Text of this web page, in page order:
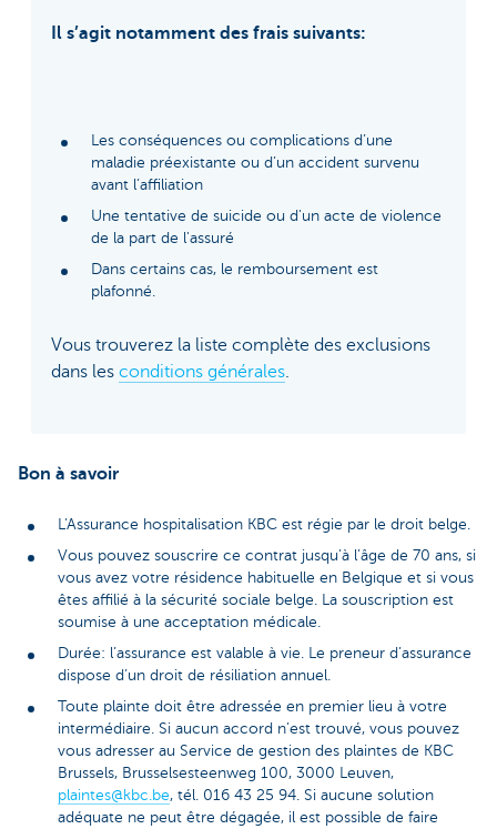
Il s’agit notamment des frais suivants:
Les conséquences ou complications d’une
maladie préexistante ou d’un accident survenu
avant l’affiliation
Une tentative de suicide ou d'un acte de violence
de la part de l'assuré
Dans certains cas, le remboursement est
plafonné.
Vous trouverez la liste complète des exclusions
dans les conditions générales.
Bon à savoir
L'Assurance hospitalisation KBC est régie par le droit belge.
Vous pouvez souscrire ce contrat jusqu’à l’âge de 70 ans, si
vous avez votre résidence habituelle en Belgique et si vous
êtes affilié à la sécurité sociale belge. La souscription est
soumise à une acceptation médicale.
Durée: l’assurance est valable à vie. Le preneur d’assurance
dispose d’un droit de résiliation annuel.
Toute plainte doit être adressée en premier lieu à votre
intermédiaire. Si aucun accord n’est trouvé, vous pouvez
vous adresser au Service de gestion des plaintes de KBC
Brussels, Brusselsesteenweg 100, 3000 Leuven,
plaintes@kbc.be, tél. 016 43 25 94. Si aucune solution
adéquate ne peut être dégagée, il est possible de faire